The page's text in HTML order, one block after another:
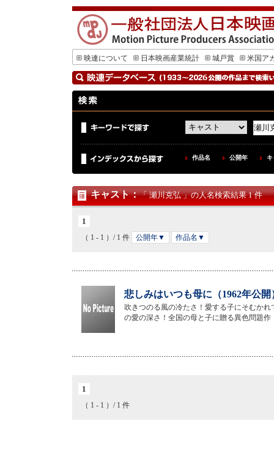
映連について 日本映画産業統計 城戸賞 米国ア
作品名 公開年
キャスト：「 瀬川克弘 」の人名検索結果 1 件
1
（ 1 - 1 ）/ 1 件 公開年▼ 作品名▼
悲しみはいつも母に（1962年公開
吹きつのる風の冷たさ！愛する子にそむか
の愛の深さ！全国の母と子に贈る異色問題作
1
（ 1 - 1 ）/ 1 件